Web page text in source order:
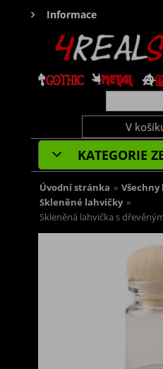
Informace
V
KATEGORIE
Úvodní stránka »
Skleněné lahvičky »
Skleněná lahvička s